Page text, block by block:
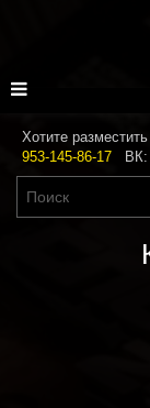
Хотите
953-145-86-17 ВК: